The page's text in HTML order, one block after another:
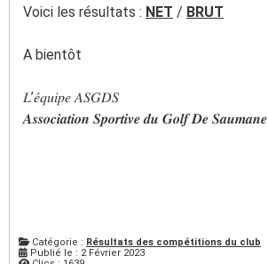
Voici les résultats : NET / BRUT
A bientôt
𝐿’𝑒́𝑞𝑢𝑖𝑝𝑒 𝐴𝑆𝐺𝐷𝑆
𝑨𝒔𝒔𝒐𝒄𝒊𝒂𝒕𝒊𝒐𝒏 𝑺𝒑𝒐𝒓𝒕𝒊𝒗𝒆 𝒅𝒖 𝑮𝒐𝒍𝒇 𝑫𝒆 𝑺𝒂𝒖𝒎𝒂𝒏𝒆
Catégorie : Résultats des compétitions du club
Publié le : 2 Février 2023